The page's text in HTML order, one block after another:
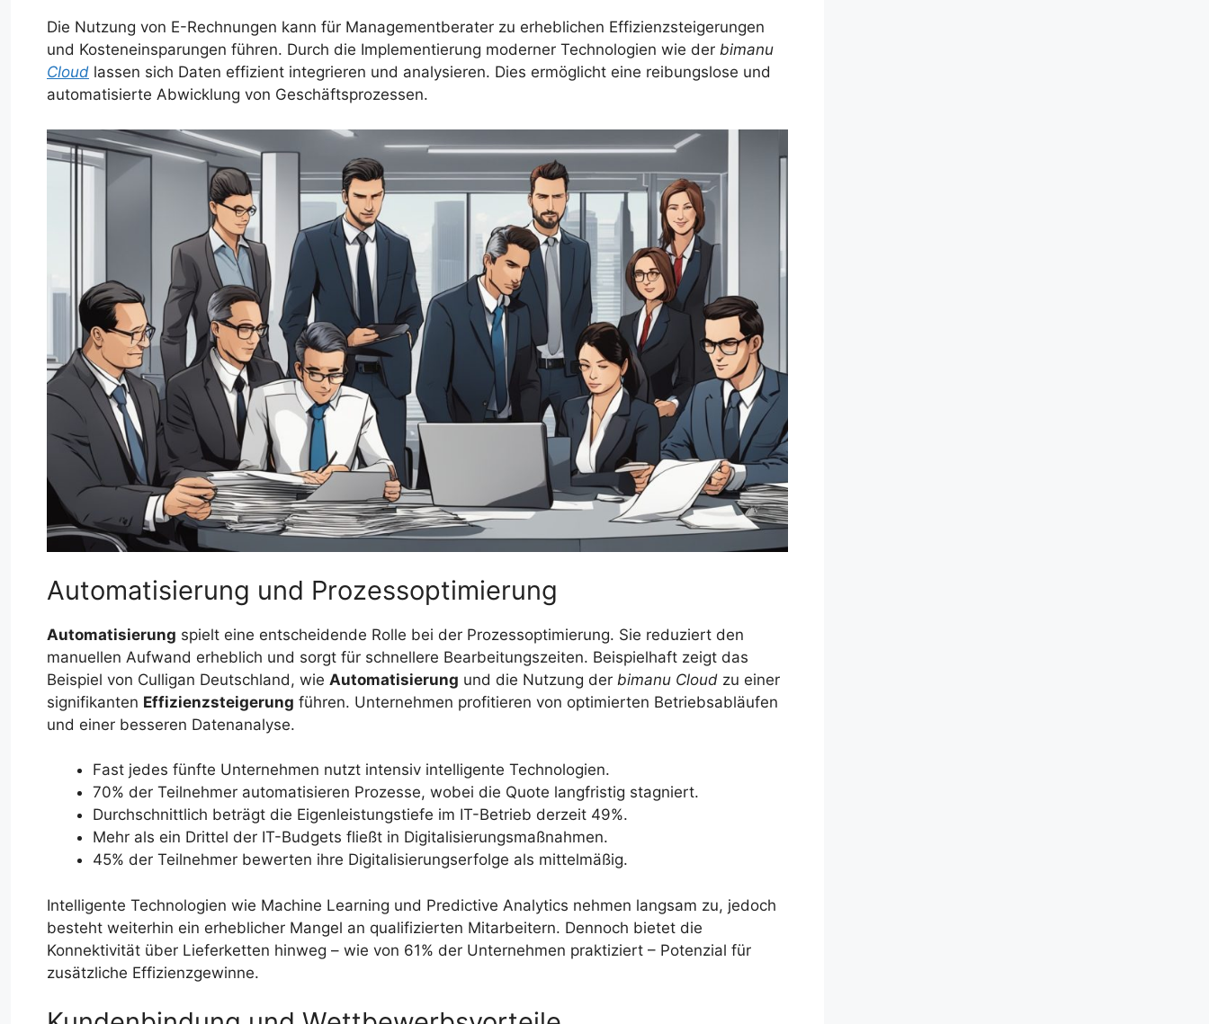
Die Nutzung von E-Rechnungen kann für Managementberater zu erheblichen Effizienzsteigerungen
und Kosteneinsparungen führen. Durch die Implementierung moderner Technologien wie der bimanu
Cloud lassen sich Daten effizient integrieren und analysieren. Dies ermöglicht eine reibungslose und
automatisierte Abwicklung von Geschäftsprozessen.
Automatisierung und Prozessoptimierung
Automatisierung spielt eine entscheidende Rolle bei der Prozessoptimierung. Sie reduziert den
manuellen Aufwand erheblich und sorgt für schnellere Bearbeitungszeiten. Beispielhaft zeigt das
Beispiel von Culligan Deutschland, wie Automatisierung und die Nutzung der bimanu Cloud zu einer
signifikanten Effizienzsteigerung führen. Unternehmen profitieren von optimierten Betriebsabläufen
und einer besseren Datenanalyse.
Fast jedes fünfte Unternehmen nutzt intensiv intelligente Technologien.
70% der Teilnehmer automatisieren Prozesse, wobei die Quote langfristig stagniert.
Durchschnittlich beträgt die Eigenleistungstiefe im IT-Betrieb derzeit 49%.
Mehr als ein Drittel der IT-Budgets fließt in Digitalisierungsmaßnahmen.
45% der Teilnehmer bewerten ihre Digitalisierungserfolge als mittelmäßig.
Intelligente Technologien wie Machine Learning und Predictive Analytics nehmen langsam zu, jedoch
besteht weiterhin ein erheblicher Mangel an qualifizierten Mitarbeitern. Dennoch bietet die
Konnektivität über Lieferketten hinweg – wie von 61% der Unternehmen praktiziert – Potenzial für
zusätzliche Effizienzgewinne.